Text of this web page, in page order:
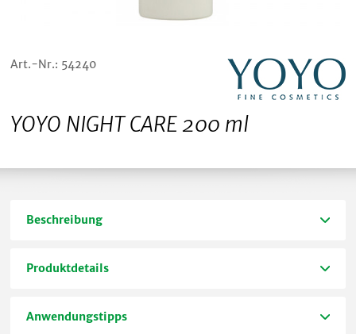
Art.-Nr.: 54240
YOYO NIGHT CARE 200 ml
Beschreibung
Produktdetails
Anwendungstipps